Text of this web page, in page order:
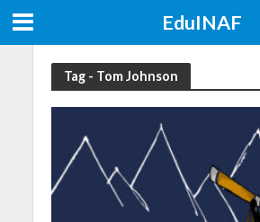
EduINAF
Tag - Tom Johnson